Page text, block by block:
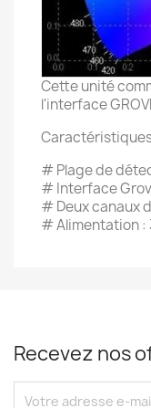
Cette unité
l'interface
# Plage de
# Interface
# Deux canaux
# Alimentation :
Recevez nos